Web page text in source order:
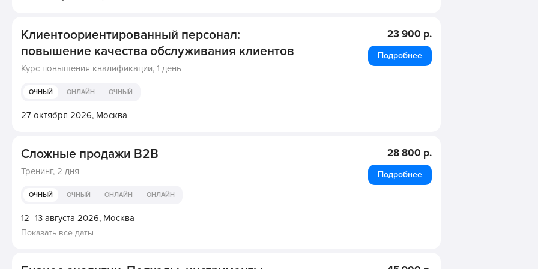
Клиентоориентированный персонал:
повышение качества обслуживания клиентов
Курс повышения квалификации,1 день
ОЧНЫЙ ОНЛАЙН ОЧНЫЙ
27 октября 2026, Москва
23 900 р.
Подробнее
Сложные продажи В2В
Тренинг,2 дня
ОЧНЫЙ ОЧНЫЙ ОНЛАЙН ОНЛАЙН
12–13 августа 2026, Москва
Показать все даты
28 800 р.
Подробнее